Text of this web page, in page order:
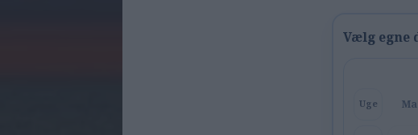
Vælg egne
Uge Ma